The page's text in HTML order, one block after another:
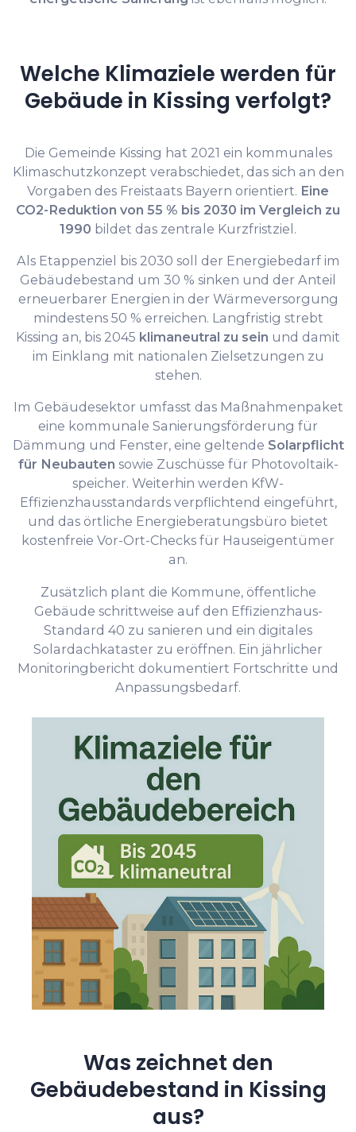
Welche Klimaziele werden für
Gebäude in Kissing verfolgt?
Die Gemeinde Kissing hat 2021 ein kommunales
Klimaschutzkonzept verabschiedet, das sich an den
Vorgaben des Freistaats Bayern orientiert. Eine
CO2-Reduktion von 55 % bis 2030 im Vergleich zu
1990 bildet das zentrale Kurzfristziel.
Als Etappenziel bis 2030 soll der Energiebedarf im
Gebäudebestand um 30 % sinken und der Anteil
erneuerbarer Energien in der Wärmeversorgung
mindestens 50 % erreichen. Langfristig strebt
Kissing an, bis 2045 klimaneutral zu sein und damit
im Einklang mit nationalen Zielsetzungen zu
stehen.
Im Gebäudesektor umfasst das Maßnahmenpaket
eine kommunale Sanierungsförderung für
Dämmung und Fenster, eine geltende Solarpflicht
für Neubauten sowie Zuschüsse für Photovoltaik­
speicher. Weiterhin werden KfW-
Effizienzhausstandards verpflichtend eingeführt,
und das örtliche Energieberatungs­büro bietet
kostenfreie Vor-Ort-Checks für Hauseigentümer
an.
Zusätzlich plant die Kommune, öffentliche
Gebäude schrittweise auf den Effizienzhaus-
Standard 40 zu sanieren und ein digitales
Solardachkataster zu eröffnen. Ein jährlicher
Monitoringbericht dokumentiert Fortschritte und
Anpassungsbedarf.
Was zeichnet den
Gebäudebestand in Kissing
aus?